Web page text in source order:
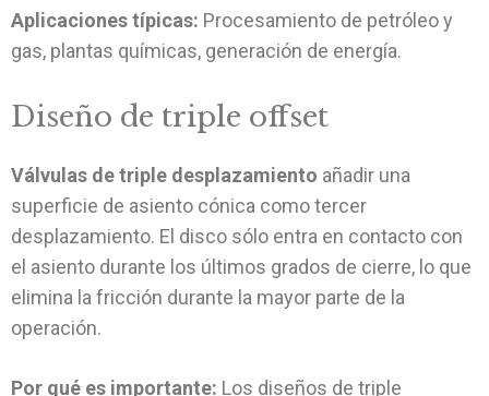
Aplicaciones típicas: Procesamiento de petróleo y
gas, plantas químicas, generación de energía.
Diseño de triple offset
Válvulas de triple desplazamiento añadir una
superficie de asiento cónica como tercer
desplazamiento. El disco sólo entra en contacto con
el asiento durante los últimos grados de cierre, lo que
elimina la fricción durante la mayor parte de la
operación.
Por qué es importante: Los diseños de triple